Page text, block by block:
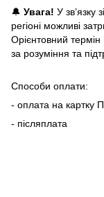
🔔 Увага! У зв’язку
регіоні можливі
Орієнтовний
за розуміння та
Способи оплати:
- оплата на картку
- післяплата